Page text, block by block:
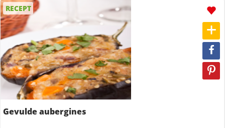
RECEPT
Gevulde aubergines